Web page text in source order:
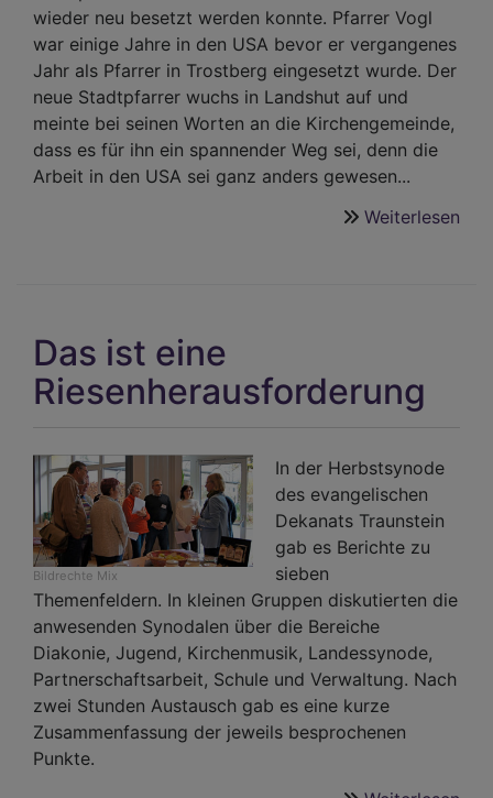
wieder neu besetzt werden konnte. Pfarrer Vogl
war einige Jahre in den USA bevor er vergangenes
Jahr als Pfarrer in Trostberg eingesetzt wurde. Der
neue Stadtpfarrer wuchs in Landshut auf und
meinte bei seinen Worten an die Kirchengemeinde,
dass es für ihn ein spannender Weg sei, denn die
Arbeit in den USA sei ganz anders gewesen...
Weiterlesen
Das ist eine
Riesenherausforderung
Bildrechte Mix
In der Herbstsynode
des evangelischen
Dekanats Traunstein
gab es Berichte zu
sieben
Themenfeldern. In kleinen Gruppen diskutierten die
anwesenden Synodalen über die Bereiche
Diakonie, Jugend, Kirchenmusik, Landessynode,
Partnerschaftsarbeit, Schule und Verwaltung. Nach
zwei Stunden Austausch gab es eine kurze
Zusammenfassung der jeweils besprochenen
Punkte.